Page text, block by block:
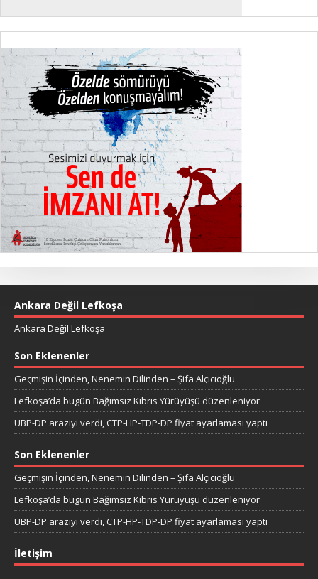
Ankara Değil Lefkoşa
Ankara Değil Lefkoşa
Son Eklenenler
Geçmişin İçinden, Nenemin Dilinden – Şifa Alçıcıoğlu
Lefkoşa’da bugün Bağımsız Kıbrıs Yürüyüşü düzenleniyor
UBP-DP araziyi verdi, CTP-HP-TDP-DP fiyat ayarlaması yaptı
Son Eklenenler
Geçmişin İçinden, Nenemin Dilinden – Şifa Alçıcıoğlu
Lefkoşa’da bugün Bağımsız Kıbrıs Yürüyüşü düzenleniyor
UBP-DP araziyi verdi, CTP-HP-TDP-DP fiyat ayarlaması yaptı
İletişim